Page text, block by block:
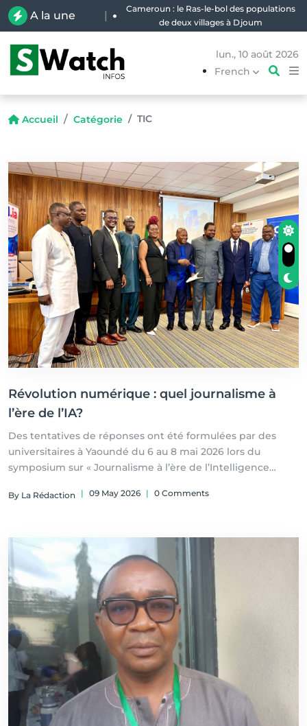
A la une |
Cameroun : le Ras-le-bol des populations
de deux villages à Djoum
lun., 10 août 2026
French
Accueil Catégorie TIC
Révolution numérique : quel journalisme à
l’ère de l’IA?
Des tentatives de réponses ont été formulées par des
universitaires à Yaoundé du 6 au 8 mai 2026 lors du
symposium sur « Journalisme à l’ère de l’Intelligence
By La Rédaction | 09 May 2026 | 0 Comments